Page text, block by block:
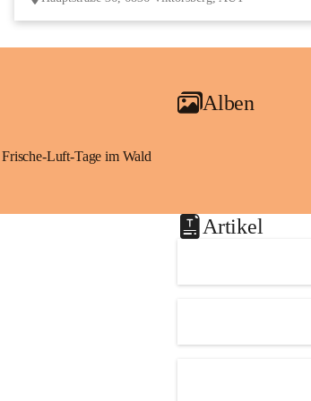
Alben
Frische-Luft-Tage im Wald
Artikel